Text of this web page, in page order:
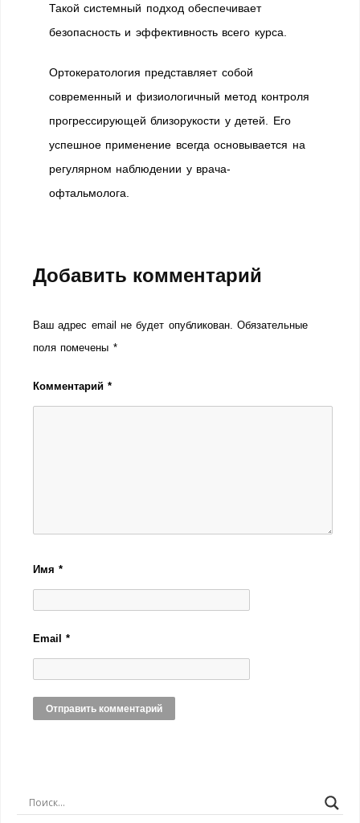
Такой системный подход обеспечивает
безопасность и эффективность всего курса.
Ортокератология представляет собой
современный и физиологичный метод контроля
прогрессирующей близорукости у детей. Его
успешное применение всегда основывается на
регулярном наблюдении у врача-
офтальмолога.
Добавить комментарий
Ваш адрес email не будет опубликован. Обязательные
поля помечены *
Комментарий*
Имя*
Email*